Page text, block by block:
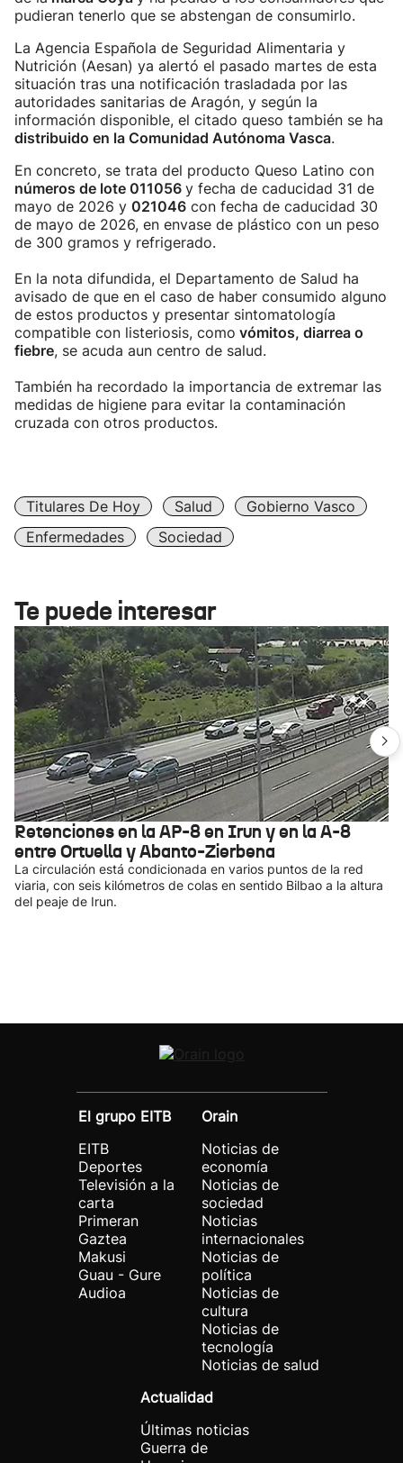
pudieran tenerlo que se abstengan de consumirlo.
La Agencia Española de Seguridad Alimentaria y
Nutrición (Aesan) ya alertó el pasado martes de esta
situación tras una notificación trasladada por las
autoridades sanitarias de Aragón, y según la
información disponible, el citado queso también se ha
distribuido en la Comunidad Autónoma Vasca.
En concreto, se trata del producto Queso Latino con
números de lote 011056 y fecha de caducidad 31 de
mayo de 2026 y 021046 con fecha de caducidad 30
de mayo de 2026, en envase de plástico con un peso
de 300 gramos y refrigerado.
En la nota difundida, el Departamento de Salud ha
avisado de que en el caso de haber consumido alguno
de estos productos y presentar sintomatología
compatible con listeriosis, como vómitos, diarrea o
fiebre, se acuda aun centro de salud.
También ha recordado la importancia de extremar las
medidas de higiene para evitar la contaminación
cruzada con otros productos.
Titulares De Hoy Salud
Gobierno Vasco
Enfermedades
Sociedad
Te puede interesar
Retenciones en la AP-8 en Irun y en la A-8
entre Ortuella y Abanto-Zierbena
La circulación está condicionada en varios puntos de la red
viaria, con seis kilómetros de colas en sentido Bilbao a la altura
del peaje de Irun.
El grupo EITB
EITB
Deportes
Televisión a la
carta
Primeran
Gaztea
Makusi
Guau - Gure
Audioa
Orain
Noticias de
economía
Noticias de
sociedad
Noticias
internacionales
Noticias de
política
Noticias de
cultura
Noticias de
tecnología
Noticias de salud
Actualidad
Últimas noticias
Guerra de